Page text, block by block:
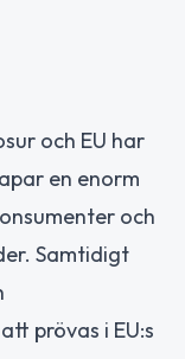
och EU har
en enorm
och
Samtidigt
prövas i EU:s